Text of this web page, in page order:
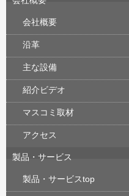
会社概要
沿革
主な設備
紹介ビデオ
マスコミ取材
アクセス
製品・サービス
製品・サービスtop